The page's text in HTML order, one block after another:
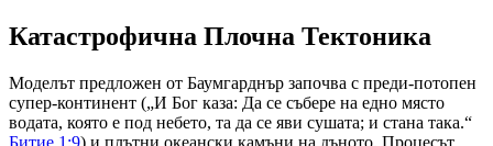
Катастрофична Плочна Тектоника
Моделът предложен от Баумгарднър започва с преди-потопен
супер-континент („И Бог каза: Да се събере на едно място
водата, която е под небето, та да се яви сушата; и стана така.“
Битие 1:9) и плътни океански камъни на дъното. Процесът